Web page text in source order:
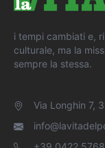
i tempi cambiati e,
culturale, ma la
sempre la stessa.
Via Longhin 7,